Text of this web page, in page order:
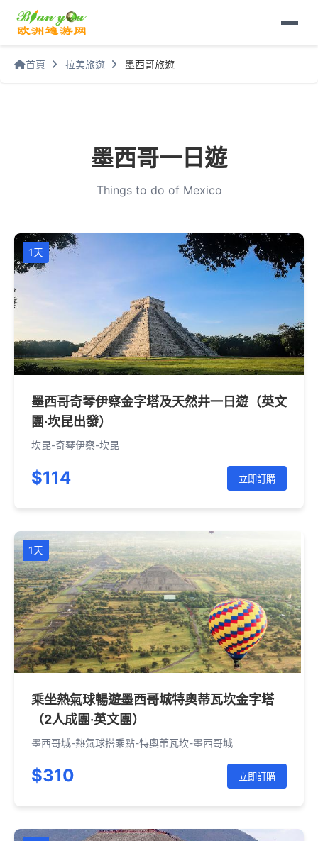
首頁 拉美旅遊 墨西哥旅遊
墨西哥一日遊
Things to do of Mexico
1天
墨西哥奇琴伊察金字塔及天然井一日遊（英文
團·坎昆出發）
坎昆-奇琴伊察-坎昆
$114 立即訂購
1天
乘坐熱氣球暢遊墨西哥城特奧蒂瓦坎金字塔
（2人成團·英文團）
墨西哥城-熱氣球搭乘點-特奧蒂瓦坎-墨西哥城
$310 立即訂購